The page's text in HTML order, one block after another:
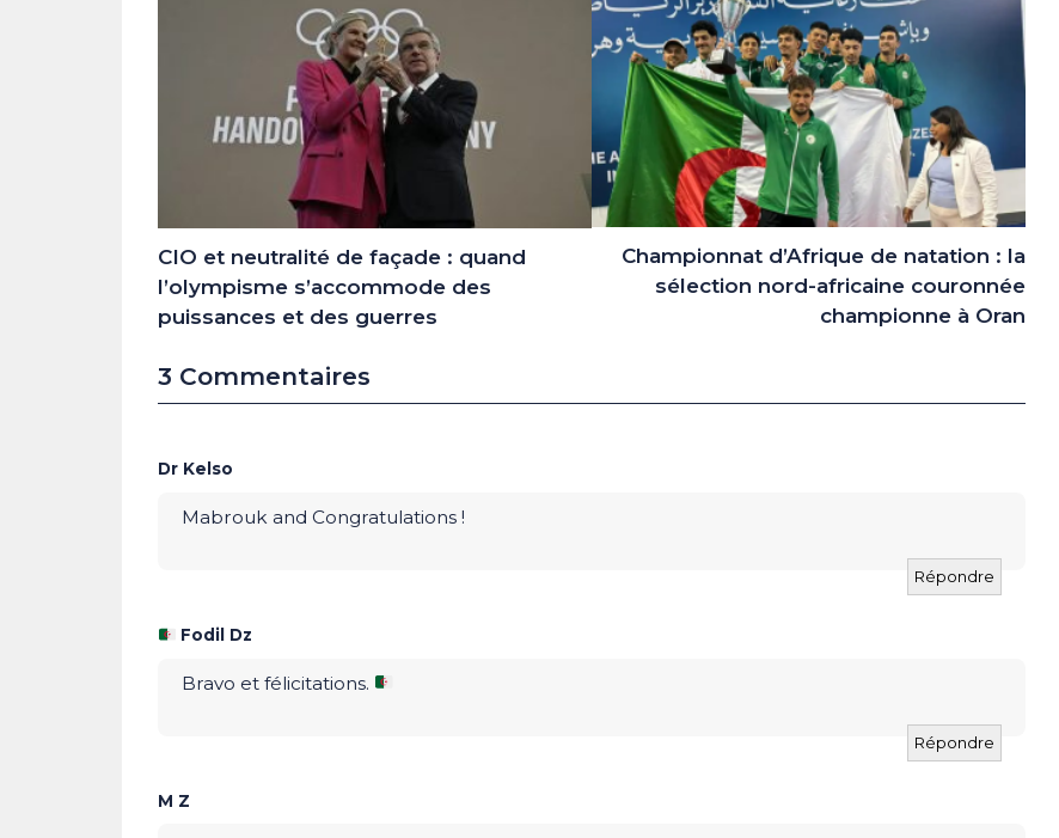
CIO et neutralité de façade : quand
l’olympisme s’accommode des
puissances et des guerres
Championnat d’Afrique de natation : la
sélection nord-africaine couronnée
championne à Oran
3 Commentaires
Dr Kelso
Mabrouk and Congratulations !
Répondre
Fodil Dz
Bravo et félicitations.
Répondre
M Z